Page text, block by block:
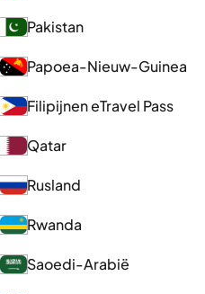
Pakistan
Papoea-Nieuw-Guinea
Filipijnen eTravel Pass
Qatar
Rusland
Rwanda
Saoedi-Arabië